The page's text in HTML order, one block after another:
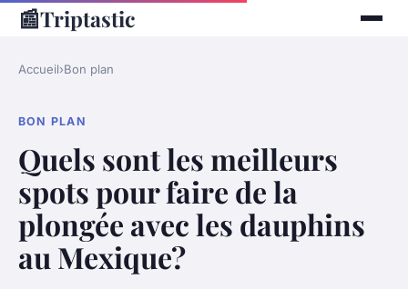
📰Triptastic
Accueil›Bon plan
BON PLAN
Quels sont les meilleurs
spots pour faire de la
plongée avec les dauphins
au Mexique?